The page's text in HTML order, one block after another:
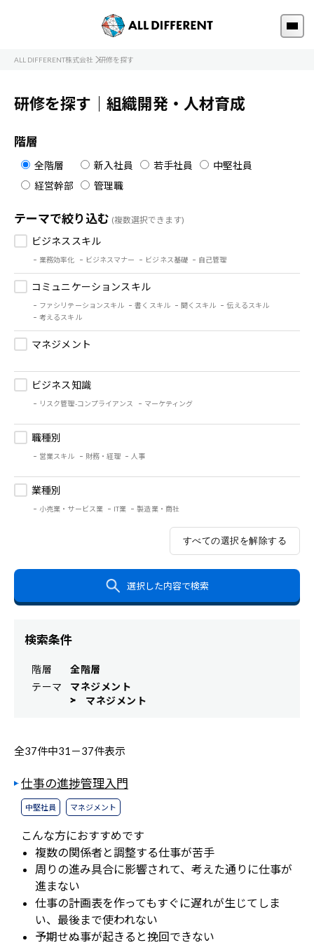
ALL DIFFERENT株式会社 研修を探す
研修を探す｜組織開発・人材育成
階層
全階層 新入社員 若手社員
中堅社員
経営幹部
管理職
テーマで絞り込む (複数選択できます)
ビジネススキル
業務効率化 ビジネスマナー ビジネス基礎 自己管理
コミュニケーションスキル
ファシリテーションスキル 書くスキル 聞くスキル
伝えるスキル
考えるスキル
マネジメント
ビジネス知識
リスク管理-コンプライアンス マーケティング
職種別
営業スキル 財務・経理 人事
業種別
小売業・サービス業 IT業 製造業・商社
すべての選択を解除する
選択した内容で検索
検索条件
階層
全階層
テーマ
マネジメント
マネジメント
全37件中31－37件表示
仕事の進捗管理入門
中堅社員 マネジメント
こんな方におすすめです
複数の関係者と調整する仕事が苦手
周りの進み具合に影響されて、考えた通りに仕事が
進まない
仕事の計画表を作ってもすぐに遅れが生じてしま
い、最後まで使われない
予期せぬ事が起きると挽回できない